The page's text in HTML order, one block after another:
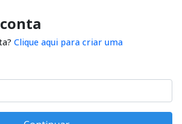
Clique aqui para criar uma